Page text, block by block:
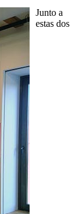
Junto a
estas dos